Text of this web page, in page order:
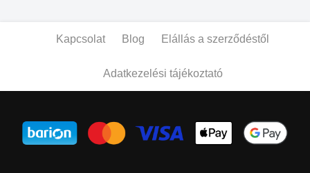
Kapcsolat Blog Elállás a szerződéstől
Adatkezelési tájékoztató